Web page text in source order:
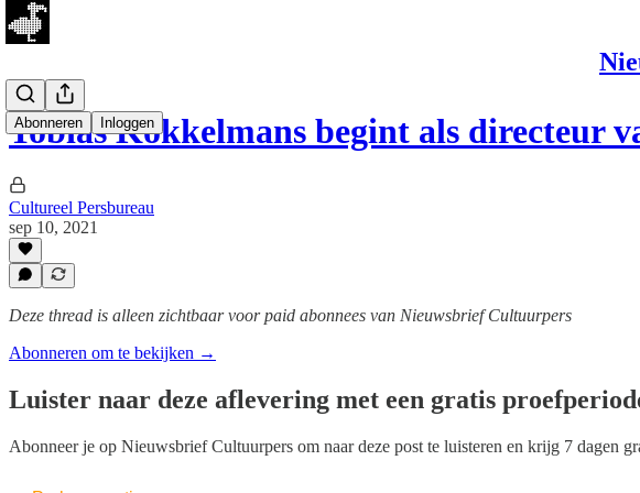
Abonneren Inloggen
Tobias Kokkelmans begint als directeur
Cultureel Persbureau
sep 10, 2021
Deze thread is alleen zichtbaar voor paid abonnees van Nieuwsbrief Cultuurpers
Abonneren om te bekijken →
Luister naar deze aflevering met een gratis
Abonneer je op Nieuwsbrief Cultuurpers om naar deze post te luisteren en krijg 7 dagen